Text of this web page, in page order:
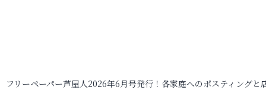
フリーペーパー芦屋人2026年6月号発行！各家庭へのポスティングと